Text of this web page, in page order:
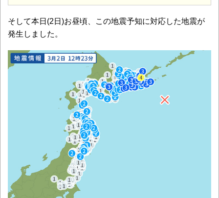
そして本日(2日)お昼頃、この地震予知に対応した地震が
発生しました。